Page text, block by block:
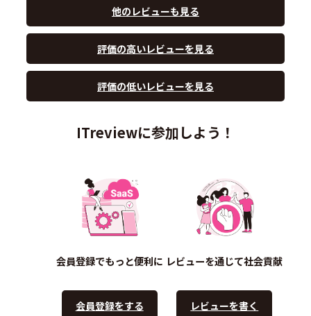
他のレビューも見る
評価の高いレビューを見る
評価の低いレビューを見る
ITreviewに参加しよう！
会員登録でもっと便利に
会員登録をする
レビューを通じて社会貢献
レビューを書く